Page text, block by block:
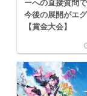
ーへの直接質問
今後の展開がエ
【賞金大会】